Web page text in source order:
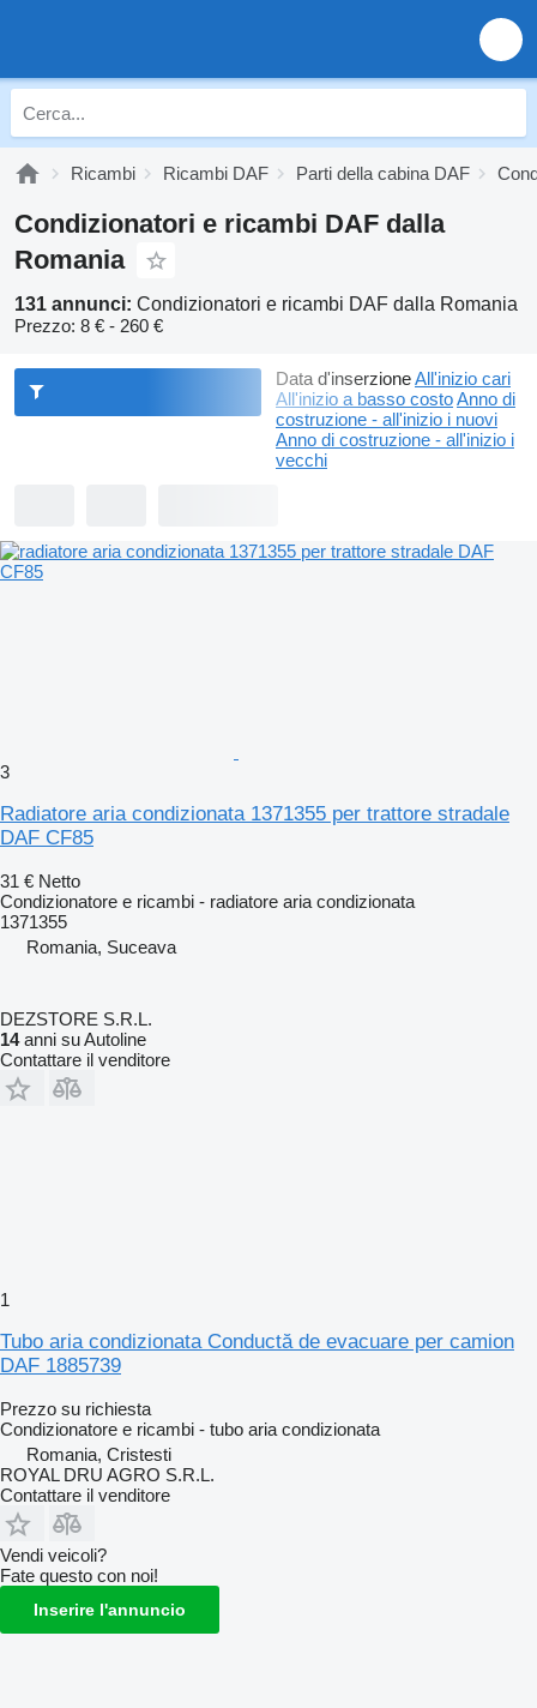
Ricambi Ricambi DAF Parti della cabina DAF
Condizionatori e ricambi DAF dalla
Romania
131 annunci: Condizionatori e ricambi DAF dalla Romania
Prezzo: 8 € - 260 €
Data d'inserzioneAll'inizio cari
All'inizio a basso costoAnno di
costruzione - all'inizio i nuovi
Anno di costruzione - all'inizio i
vecchi
3
Radiatore aria condizionata 1371355 per trattore stradale
DAF CF85
31 € Netto
Condizionatore e ricambi - radiatore aria condizionata
1371355
Romania, Suceava
DEZSTORE S.R.L.
14anni su Autoline
Contattare il venditore
1
Tubo aria condizionata Conductă de evacuare per camion
DAF 1885739
Prezzo su richiesta
Condizionatore e ricambi - tubo aria condizionata
Romania, Cristesti
ROYAL DRU AGRO S.R.L.
Contattare il venditore
Vendi veicoli?
Fate questo con noi!
Inserire l'annuncio